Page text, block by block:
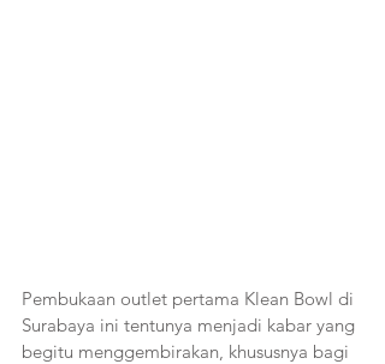
Pembukaan outlet pertama Klean Bowl di
Surabaya ini tentunya menjadi kabar yang
begitu menggembirakan, khususnya bagi